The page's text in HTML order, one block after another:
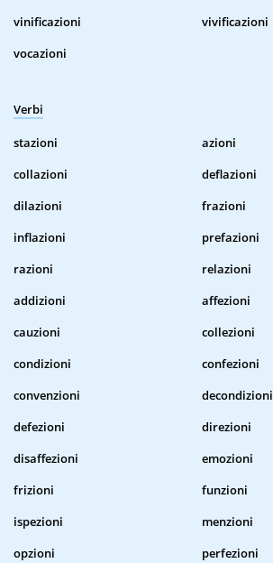
vinificazioni
vivificazioni
vocazioni
Verbi
stazioni
azioni
collazioni
deflazioni
dilazioni
frazioni
inflazioni
prefazioni
razioni
relazioni
addizioni
affezioni
cauzioni
collezioni
condizioni
confezioni
convenzioni
decondizioni
defezioni
direzioni
disaffezioni
emozioni
frizioni
funzioni
ispezioni
menzioni
opzioni
perfezioni